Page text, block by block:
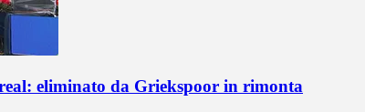
eliminato da Griekspoor in rimonta